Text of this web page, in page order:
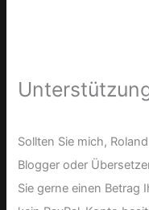
Sollten Sie mich,
Blogger oder
Sie gerne einen Betrag